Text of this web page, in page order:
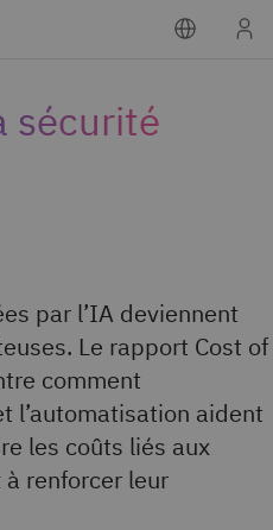
sécurité
par l’IA deviennent
Le rapport Cost of
comment
l’automatisation aident
les coûts liés aux
renforcer leur